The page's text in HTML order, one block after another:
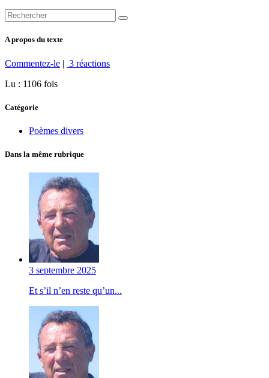
A propos du texte
Commentez-le | 3 réactions
Lu : 1106 fois
Catégorie
Poèmes divers
Dans la même rubrique
3 septembre 2025
Et s’il n’en reste qu’un...